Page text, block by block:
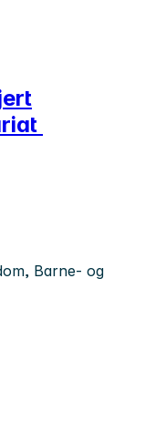
Barne- og